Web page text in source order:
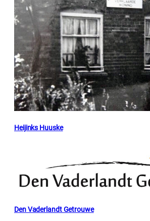
Heijinks Huuske
Den Vaderlandt Getrouwe